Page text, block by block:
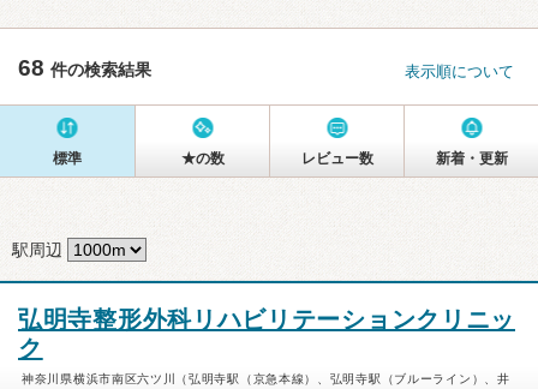
68 件の検索結果 表示順について
標準 ★の数 レビュー数 新着・更新
駅周辺
弘明寺整形外科リハビリテーションクリニッ
ク
神奈川県横浜市南区六ツ川（弘明寺駅（京急本線）、弘明寺駅（ブルーライン）、井